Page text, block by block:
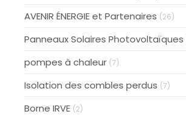
AVENIR ÉNERGIE et Partenaires (26)
Panneaux Solaires Photovoltaïques
pompes à chaleur (7)
Isolation des combles perdus (7)
Borne IRVE (2)